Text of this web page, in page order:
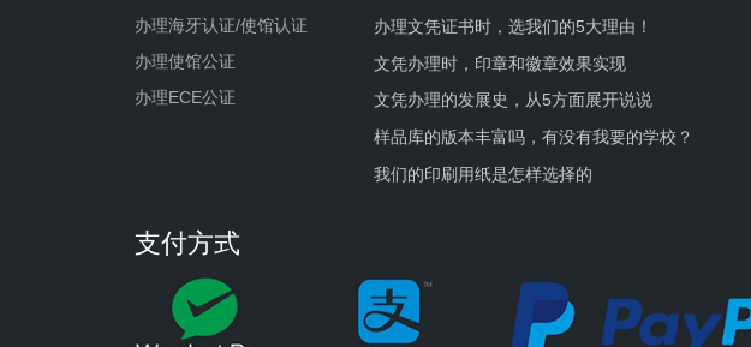
办理海牙认证/使馆认证
办理使馆公证
办理ECE公证
办理文凭证书时，选我们的5大理由！
文凭办理时，印章和徽章效果实现
文凭办理的发展史，从5方面展开说说
样品库的版本丰富吗，有没有我要的学校？
我们的印刷用纸是怎样选择的
支付方式